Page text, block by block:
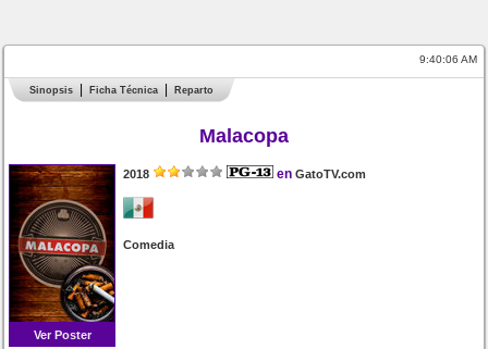
9:40:06 AM
Sinopsis Ficha Técnica Reparto
Malacopa
Ver Poster
2018 en GatoTV.com
Comedia